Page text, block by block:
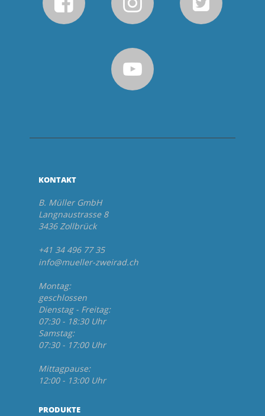
KONTAKT
B. Müller GmbH
Langnaustrasse 8
3436 Zollbrück
+41 34 496 77 35
info@mueller-zweirad.ch
Montag:
geschlossen
Dienstag - Freitag:
07:30 - 18:30 Uhr
Samstag:
07:30 - 17:00 Uhr
Mittagpause:
12:00 - 13:00 Uhr
PRODUKTE